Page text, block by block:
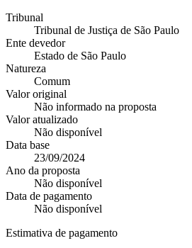
Tribunal
Tribunal de Justiça de São Paulo
Ente devedor
Estado de São Paulo
Natureza
Comum
Valor original
Não informado na proposta
Valor atualizado
Não disponível
Data base
23/09/2024
Ano da proposta
Não disponível
Data de pagamento
Não disponível
Estimativa de pagamento